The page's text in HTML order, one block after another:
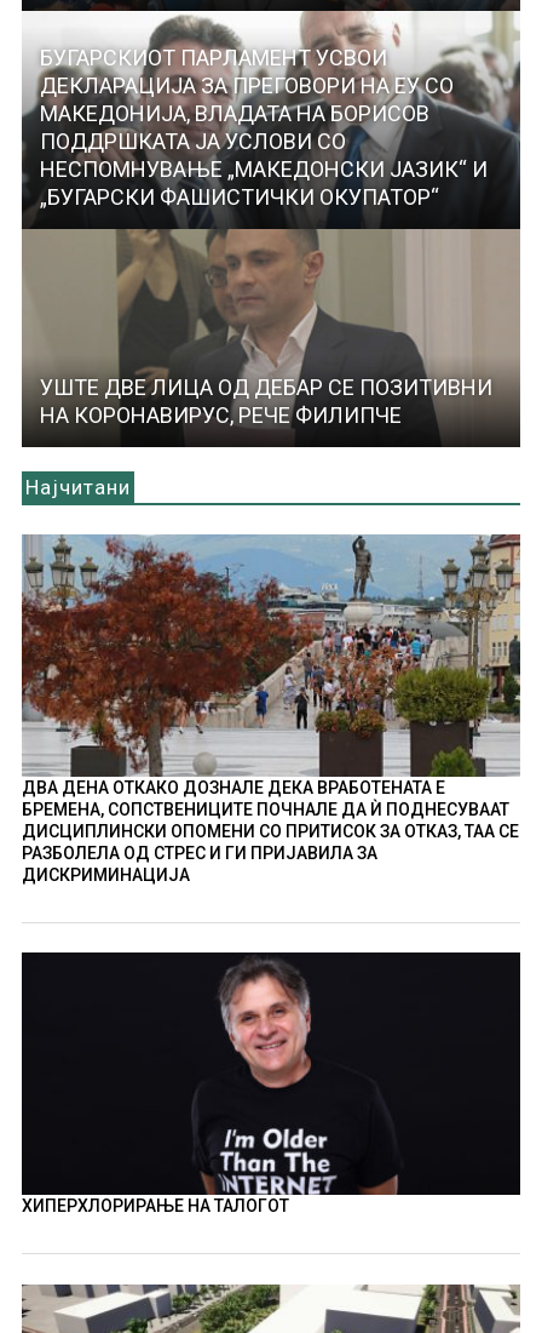
БУГАРСКИОТ ПАРЛАМЕНТ УСВОИ
ДЕКЛАРАЦИЈА ЗА ПРЕГОВОРИ НА ЕУ СО
МАКЕДОНИЈА, ВЛАДАТА НА БОРИСОВ
ПОДДРШКАТА ЈА УСЛОВИ СО
НЕСПОМНУВАЊЕ „МАКЕДОНСКИ ЈАЗИК“ И
„БУГАРСКИ ФАШИСТИЧКИ ОКУПАТОР“
УШТЕ ДВЕ ЛИЦА ОД ДЕБАР СЕ ПОЗИТИВНИ
НА КОРОНАВИРУС, РЕЧЕ ФИЛИПЧЕ
Најчитани
ДВА ДЕНА ОТКАКО ДОЗНАЛЕ ДЕКА ВРАБОТЕНАТА Е
БРЕМЕНА, СОПСТВЕНИЦИТЕ ПОЧНАЛЕ ДА Ѝ ПОДНЕСУВААТ
ДИСЦИПЛИНСКИ ОПОМЕНИ СО ПРИТИСОК ЗА ОТКАЗ, ТАА СЕ
РАЗБОЛЕЛА ОД СТРЕС И ГИ ПРИЈАВИЛА ЗА
ДИСКРИМИНАЦИЈА
ХИПЕРХЛОРИРАЊЕ НА ТАЛОГОТ